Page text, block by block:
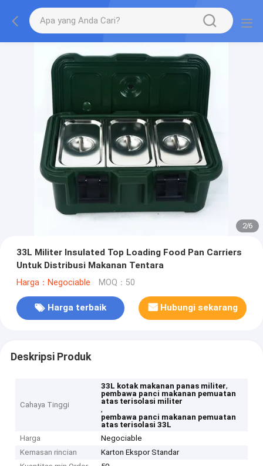
2/6
33L Militer Insulated Top Loading Food Pan Carriers
Untuk Distribusi Makanan Tentara
Harga：Negociable MOQ：50
Harga terbaik Hubungi sekarang
Deskripsi Produk
Cahaya Tinggi
33L kotak makanan panas militer,
pembawa panci makanan pemuatan
atas terisolasi militer
,
pembawa panci makanan pemuatan
atas terisolasi 33L
Harga
Negociable
Kemasan rincian
Karton Ekspor Standar